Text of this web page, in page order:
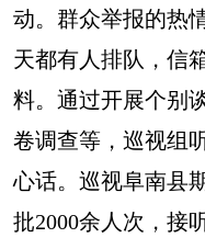
动。群众举报的热
天都有人排队，信
料。通过开展个别
卷调查等，巡视组
心话。巡视阜南县
批2000余人次，接